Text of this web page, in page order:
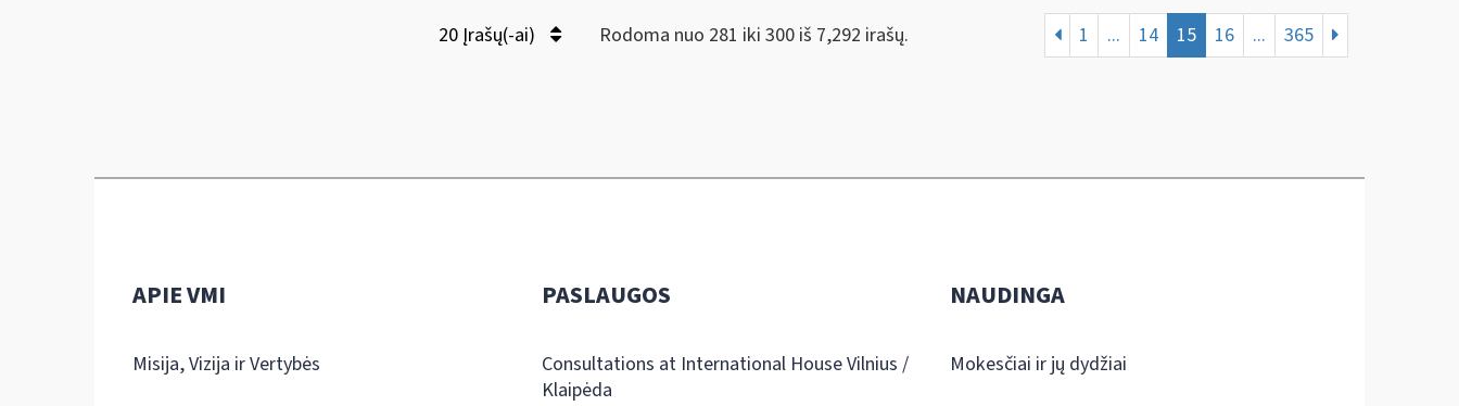
20 Įrašų(-ai) Rodoma nuo 281 iki 300 iš 7,292 irašų. 1 ... 14 15 16 ... 365
APIE VMI
Misija, Vizija ir Vertybės
PASLAUGOS
Consultations at International House Vilnius /
Klaipėda
NAUDINGA
Mokesčiai ir jų dydžiai